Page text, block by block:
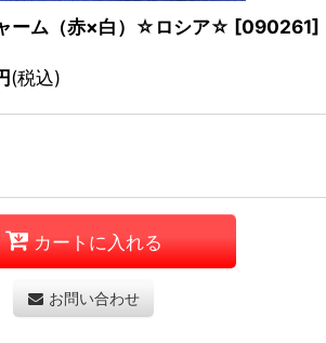
ーム（赤×白）☆ロシア☆ [090261]
(税込)
カートに入れる
お問い合わせ